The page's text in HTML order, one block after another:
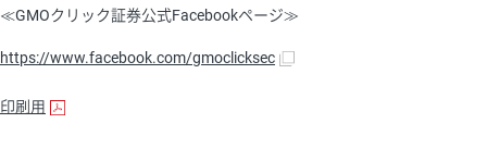
≪GMOクリック証券公式Facebookページ≫
https://www.facebook.com/gmoclicksec
印刷用